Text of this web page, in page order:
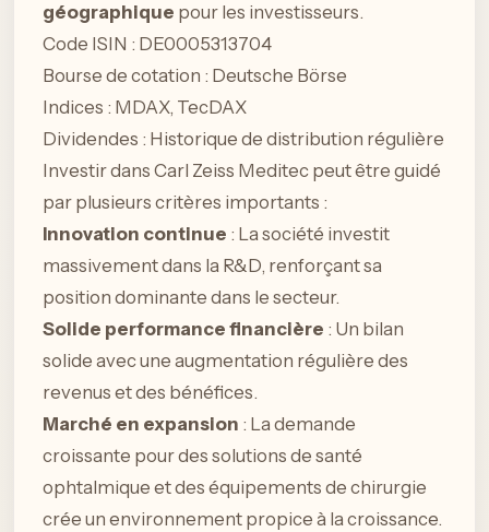
géographique pour les investisseurs.
Code ISIN : DE0005313704
Bourse de cotation : Deutsche Börse
Indices : MDAX, TecDAX
Dividendes : Historique de distribution régulière
Investir dans Carl Zeiss Meditec peut être guidé
par plusieurs critères importants :
Innovation continue : La société investit
massivement dans la R&D, renforçant sa
position dominante dans le secteur.
Solide performance financière : Un bilan
solide avec une augmentation régulière des
revenus et des bénéfices.
Marché en expansion : La demande
croissante pour des solutions de santé
ophtalmique et des équipements de chirurgie
crée un environnement propice à la croissance.